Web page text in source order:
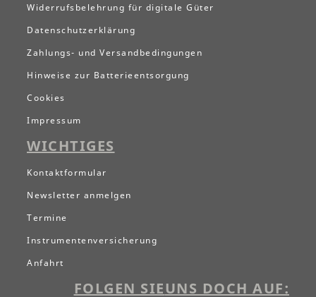
Widerrufsbelehrung für digitale Güter
Datenschutzerklärung
Zahlungs- und Versandbedingungen
Hinweise zur Batterieentsorgung
Cookies
Impressum
WICHTIGES
Kontaktformular
Newsletter anmelgen
Termine
Instrumentenversicherung
Anfahrt
FOLGEN SIEUNS DOCH AUF: